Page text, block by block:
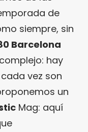
de
siempre, sin
Barcelona
hay
vez son
un
Mag: aquí